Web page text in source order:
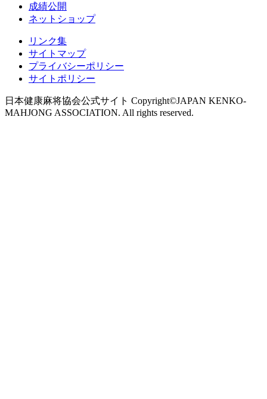
成績公開
ネットショップ
リンク集
サイトマップ
プライバシーポリシー
サイトポリシー
日本健康麻将協会公式サイト Copyright©JAPAN KENKO-
MAHJONG ASSOCIATION. All rights reserved.